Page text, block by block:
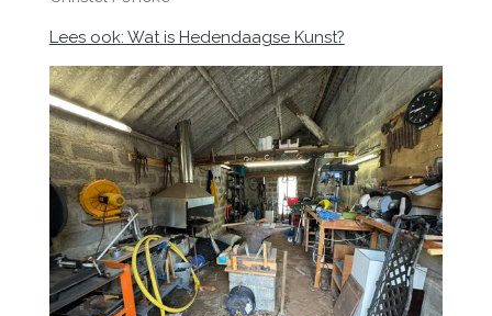
Lees ook: Wat is Hedendaagse Kunst?